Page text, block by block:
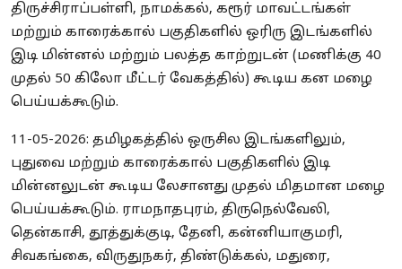
திருச்சிராப்பள்ளி, நாமக்கல், கரூர் மாவட்டங்கள்
மற்றும் காரைக்கால் பகுதிகளில் ஒரிரு இடங்களில்
இடி மின்னல் மற்றும் பலத்த காற்றுடன் (மணிக்கு 40
முதல் 50 கிலோ மீட்டர் வேகத்தில்) கூடிய கன மழை
பெய்யக்கூடும்.
11-05-2026: தமிழகத்தில் ஒருசில இடங்களிலும்,
புதுவை மற்றும் காரைக்கால் பகுதிகளில் இடி
மின்னலுடன் கூடிய லேசானது முதல் மிதமான மழை
பெய்யக்கூடும். ராமநாதபுரம், திருநெல்வேலி,
தென்காசி, தூத்துக்குடி, தேனி, கன்னியாகுமரி,
சிவகங்கை, விருதுநகர், திண்டுக்கல், மதுரை,